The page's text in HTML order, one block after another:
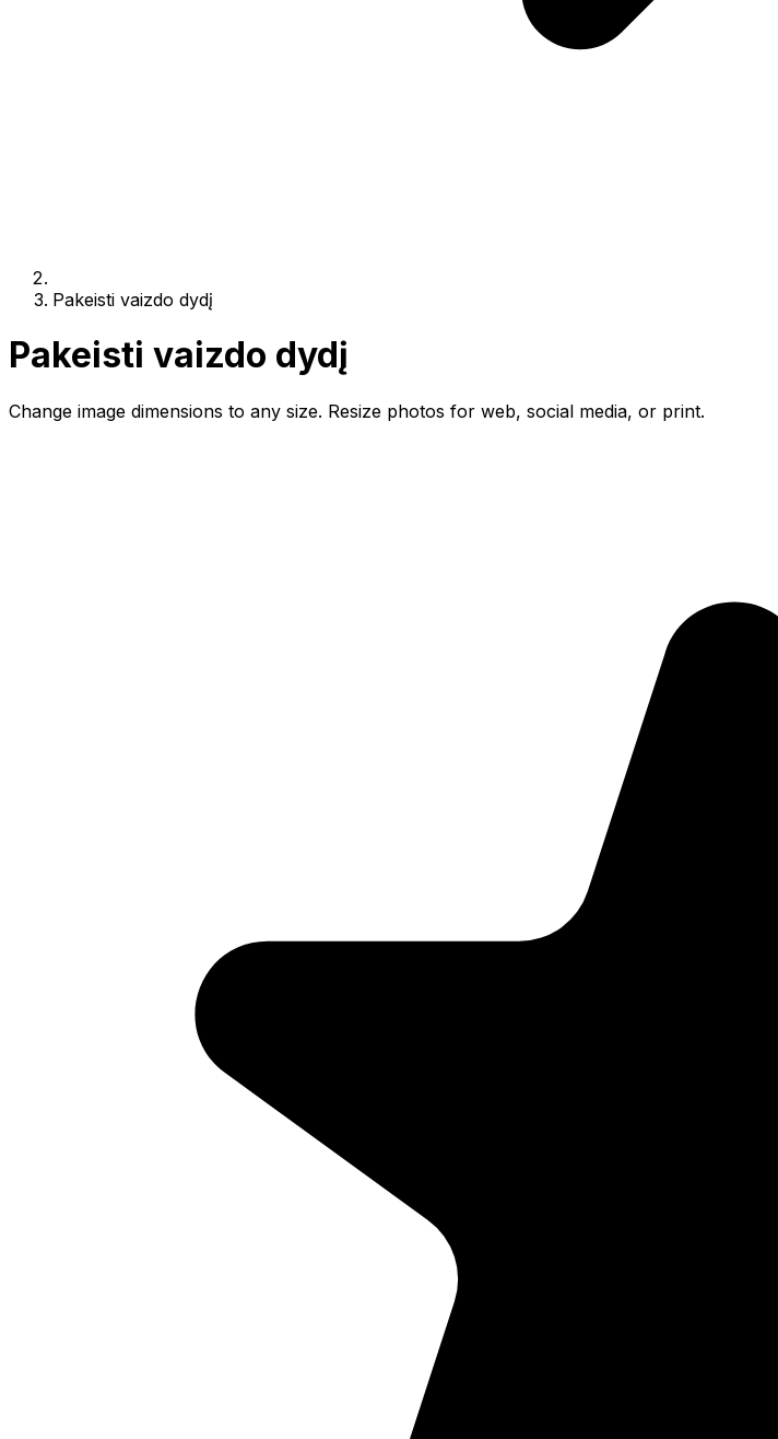
Pakeisti vaizdo dydį
Pakeisti vaizdo dydį
Change image dimensions to any size. Resize photos for web, social media, or print.